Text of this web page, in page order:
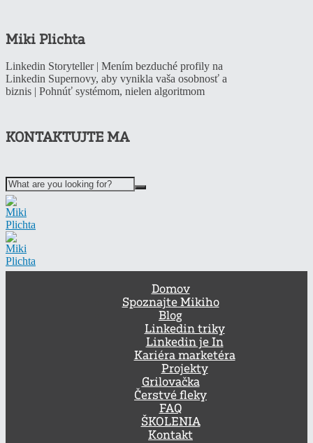
Miki Plichta
Linkedin Storyteller | Mením bezduché profily na
Linkedin Supernovy, aby vynikla vaša osobnosť a
biznis | Pohnúť systémom, nielen algoritmom
KONTAKTUJTE MA
Domov
Spoznajte Mikiho
Blog
Linkedin triky
Linkedin je In
Kariéra marketéra
Projekty
Grilovačka
Čerstvé fleky
FAQ
ŠKOLENIA
Kontakt